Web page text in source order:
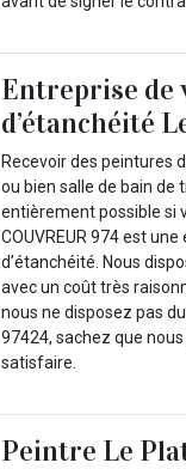
Entreprise de
d’étanchéité
Recevoir des peintures
ou bien salle de bain de
entièrement possible si
COUVREUR 974 est
d’étanchéité. Nous
avec un coût très
nous ne disposez pas
97424, sachez que
satisfaire.
Peintre Le